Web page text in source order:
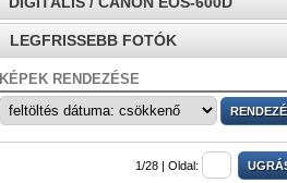
LEGFRISSEBB FOTÓK
KÉPEK RENDEZÉSE
1/28 | Oldal: